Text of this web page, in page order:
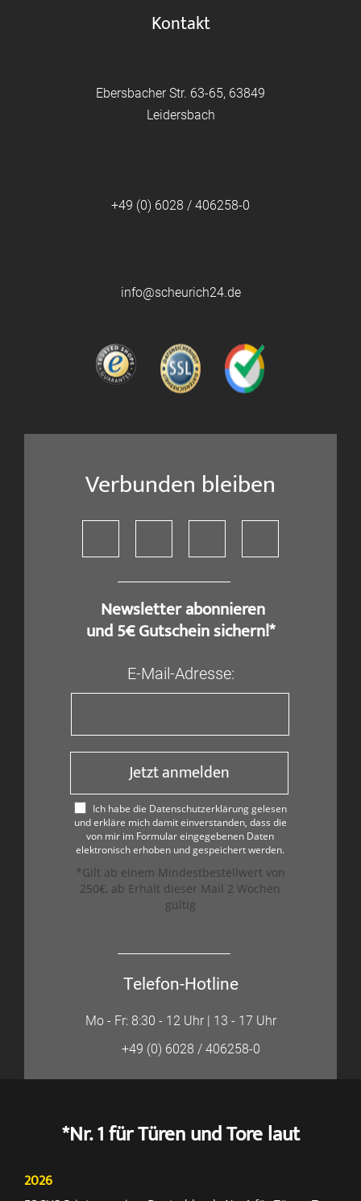
Kontakt
Ebersbacher Str. 63-65, 63849
Leidersbach
+49 (0) 6028 / 406258-0
info@scheurich24.de
Verbunden bleiben
​ Newsletter abonnieren
und 5€ Gutschein sichern!*
E-Mail-Adresse:
Jetzt anmelden
Ich habe die Datenschutzerklärung gelesen
und erkläre mich damit einverstanden, dass die
von mir im Formular eingegebenen Daten
elektronisch erhoben und gespeichert werden.
*Gilt ab einem Mindestbestellwert von
250€, ab Erhalt dieser Mail 2 Wochen
gültig
Telefon-Hotline
Mo - Fr: 8:30 - 12 Uhr | 13 - 17 Uhr
+49 (0) 6028 / 406258-0
*Nr. 1 für Türen und Tore laut
2026